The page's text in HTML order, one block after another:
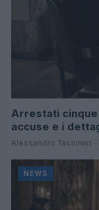
Arrestati cinque
accuse e i
Alessandro Tassinari
NEWS